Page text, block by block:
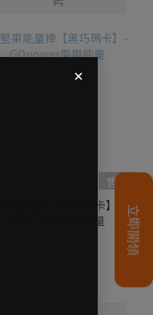
售完
堅果能量棒【黑巧瑪卡】-
GOpower果果能量